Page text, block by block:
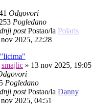
Odgovori
Pogledano
postPostao/la Polaris
nov 2025, 22:28
smajlic » 13 nov 2025, 19:05
Pogledano
postPostao/la Danny
2025, 04:51